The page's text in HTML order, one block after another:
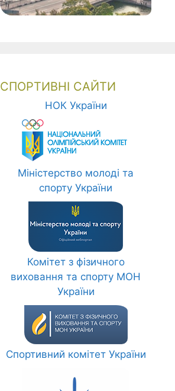
СПОРТИВНІ САЙТИ
НОК України
Міністерство молоді та
спорту України
Комітет з фізичного
виховання та спорту МОН
України
Спортивний комітет України